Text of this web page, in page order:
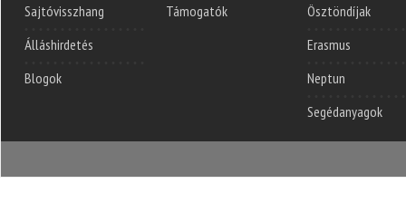
Sajtóvisszhang
Álláshirdetés
Blogok
Támogatók
Ösztöndíjak
Erasmus
Neptun
Segédanyagok